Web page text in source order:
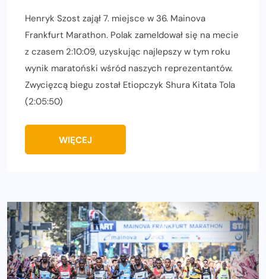
Henryk Szost zajął 7. miejsce w 36. Mainova
Frankfurt Marathon. Polak zameldował się na mecie
z czasem 2:10:09, uzyskując najlepszy w tym roku
wynik maratoński wśród naszych reprezentantów.
Zwycięzcą biegu został Etiopczyk Shura Kitata Tola
(2:05:50)
WIĘCEJ